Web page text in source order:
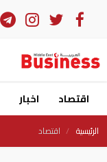
اقتصاد اخبار
الرئيسية اقتصاد